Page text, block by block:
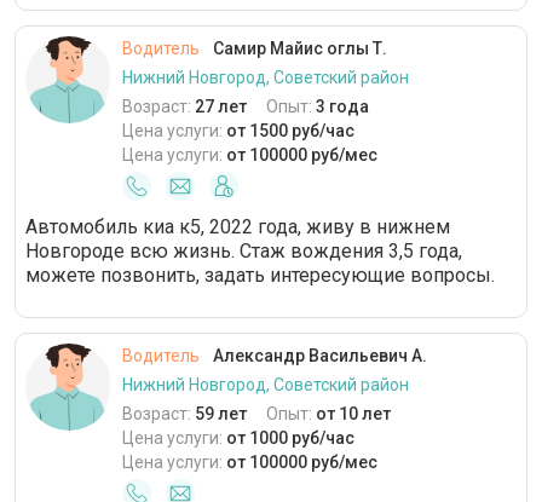
Водитель
Самир Майис оглы Т.
Нижний Новгород, Советский район
Возраст: 27 лет Опыт: 3 года
Цена услуги: от 1500 руб/час
Цена услуги: от 100000 руб/мес
Автомобиль киа к5, 2022 года, живу в нижнем
Новгороде всю жизнь. Стаж вождения 3,5 года,
можете позвонить, задать интересующие вопросы.
Водитель
Александр Васильевич А.
Нижний Новгород, Советский район
Возраст: 59 лет Опыт: от 10 лет
Цена услуги: от 1000 руб/час
Цена услуги: от 100000 руб/мес